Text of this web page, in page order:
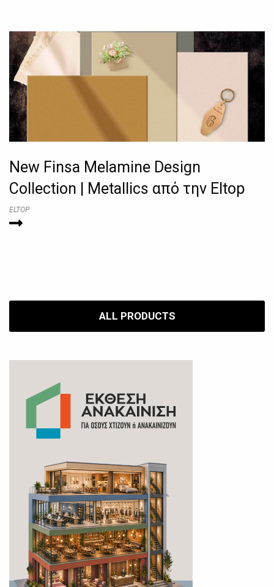
New Finsa Melamine Design
Collection | Metallics από την Eltop
ELTOP
ALL PRODUCTS